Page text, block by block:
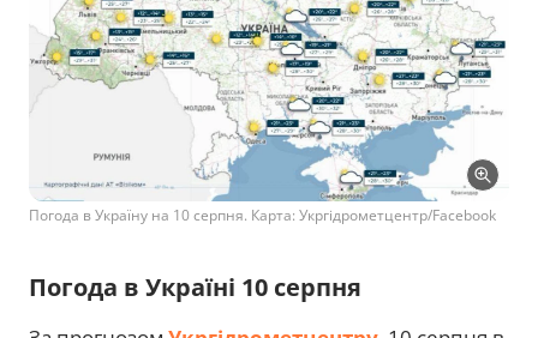
Погода в Україну на 10 серпня. Карта: Укргідрометцентр/Facebook
Погода в Україні 10 серпня